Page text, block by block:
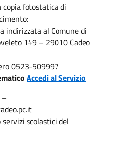
fotostatica di
indirizzata al Comune di
149 – 29010 Cadeo
0523-509997
Accedi al Servizio
–
servizi scolastici del